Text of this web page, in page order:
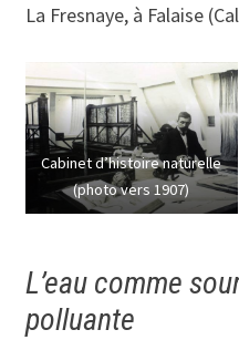
La Fresnaye, à Falaise
Cabinet d’histoire naturelle
(photo vers 1907)
L’eau comme
polluante